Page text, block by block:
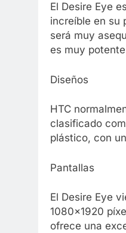
El Desire Eye
increíble en su
será muy
es muy
Diseños
HTC
clasificado
plástico, con
Pantallas
El Desire Eye
1080×1920
ofrece una